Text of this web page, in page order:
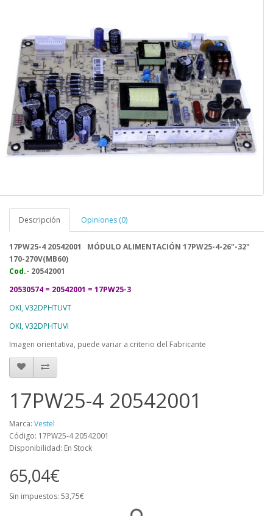
Descripción Opiniones (0)
17PW25-4 20542001 MÓDULO ALIMENTACIÓN 17PW25-4-26"-32"
170-270V(MB60)
Cod.- 20542001
20530574 = 20542001 = 17PW25-3
OKI, V32DPHTUVT
OKI, V32DPHTUVI
Imagen orientativa, puede variar a criterio del Fabricante
17PW25-4 20542001
Marca: Vestel
Código: 17PW25-4 20542001
Disponibilidad: En Stock
65,04€
Sin impuestos: 53,75€